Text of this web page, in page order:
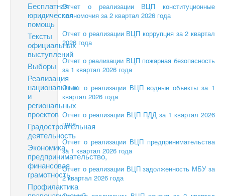
Бесплатная
юридическая
помощь
Тексты
официальных
выступлений
Выборы
Реализация
национальных
и
региональных
проектов
Градостроительная
деятельность
Экономика,
предпринимательство,
финансовая
грамотность
Профилактика
Отчет о реализации ВЦП конституционные
полномочия за 2 квартал 2026 года
Отчет о реализации ВЦП коррупция за 2 квартал
2026 года
Отчет о реализации ВЦП пожарная безопасность
за 1 квартал 2026 года
Отчет о реализации ВЦП водные объекты за 1
квартал 2026 года
Отчет о реализации ВЦП ПДД за 1 квартал 2026
года
Отчет о реализации ВЦП предпринимательства
за 1 квартал 2026 года
Отчет о реализации ВЦП задолженность МБУ за
2 квартал 2026 года